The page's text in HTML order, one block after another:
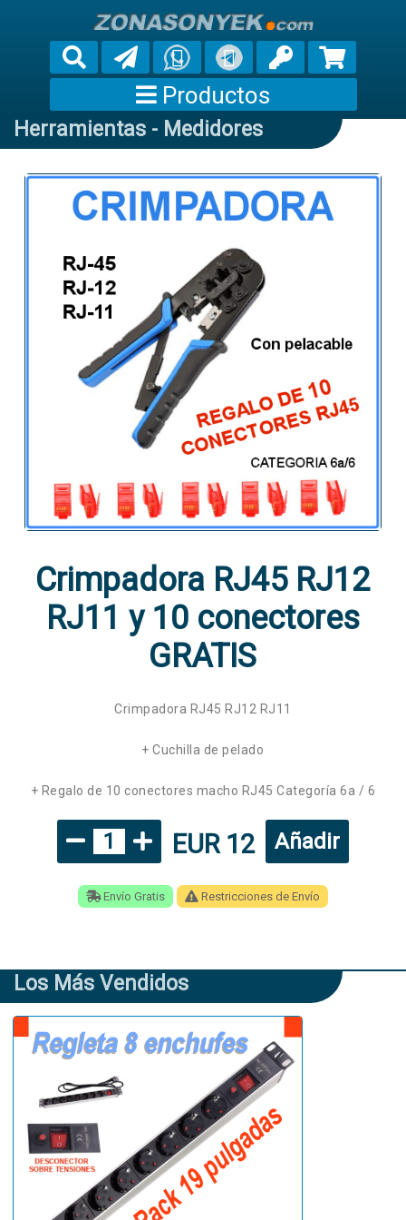
Productos
Herramientas - Medidores
Crimpadora RJ45 RJ12
RJ11 y 10 conectores
GRATIS
Crimpadora RJ45 RJ12 RJ11
+ Cuchilla de pelado
+ Regalo de 10 conectores macho RJ45 Categoría 6a / 6
1 EUR 12 Añadir
Envío Gratis Restricciones de Envío
Los Más Vendidos